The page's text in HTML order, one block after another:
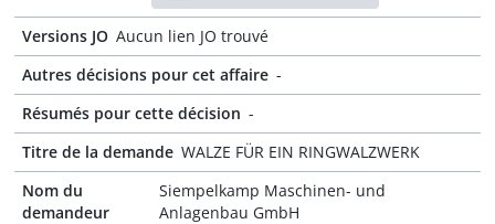
Versions JO Aucun lien JO trouvé
Autres décisions pour cet affaire -
Résumés pour cette décision -
Titre de la demande WALZE FÜR EIN RINGWALZWERK
Nom du
demandeur
Siempelkamp Maschinen- und
Anlagenbau GmbH